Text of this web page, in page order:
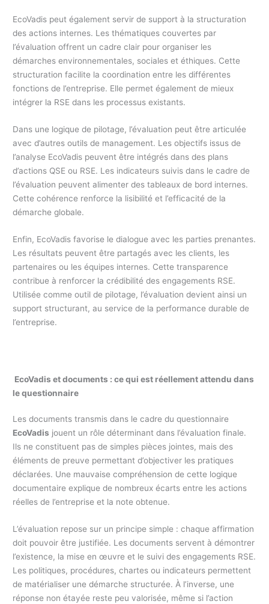
EcoVadis peut également servir de support à la structuration
des actions internes. Les thématiques couvertes par
l’évaluation offrent un cadre clair pour organiser les
démarches environnementales, sociales et éthiques. Cette
structuration facilite la coordination entre les différentes
fonctions de l’entreprise. Elle permet également de mieux
intégrer la RSE dans les processus existants.
Dans une logique de pilotage, l’évaluation peut être articulée
avec d’autres outils de management. Les objectifs issus de
l’analyse EcoVadis peuvent être intégrés dans des plans
d’actions QSE ou RSE. Les indicateurs suivis dans le cadre de
l’évaluation peuvent alimenter des tableaux de bord internes.
Cette cohérence renforce la lisibilité et l’efficacité de la
démarche globale.
Enfin, EcoVadis favorise le dialogue avec les parties prenantes.
Les résultats peuvent être partagés avec les clients, les
partenaires ou les équipes internes. Cette transparence
contribue à renforcer la crédibilité des engagements RSE.
Utilisée comme outil de pilotage, l’évaluation devient ainsi un
support structurant, au service de la performance durable de
l’entreprise.
EcoVadis et documents : ce qui est réellement attendu dans
le questionnaire
Les documents transmis dans le cadre du questionnaire
EcoVadis jouent un rôle déterminant dans l’évaluation finale.
Ils ne constituent pas de simples pièces jointes, mais des
éléments de preuve permettant d’objectiver les pratiques
déclarées. Une mauvaise compréhension de cette logique
documentaire explique de nombreux écarts entre les actions
réelles de l’entreprise et la note obtenue.
L’évaluation repose sur un principe simple : chaque affirmation
doit pouvoir être justifiée. Les documents servent à démontrer
l’existence, la mise en œuvre et le suivi des engagements RSE.
Les politiques, procédures, chartes ou indicateurs permettent
de matérialiser une démarche structurée. À l’inverse, une
réponse non étayée reste peu valorisée, même si l’action